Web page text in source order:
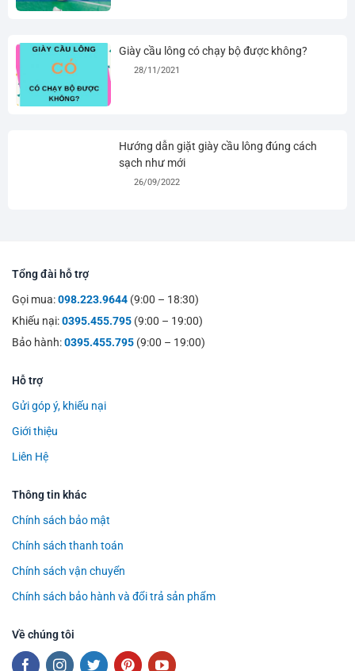
Giày cầu lông có chạy bộ được không?
28/11/2021
Hướng dẫn giặt giày cầu lông đúng cách
sạch như mới
26/09/2022
Tổng đài hỗ trợ
Gọi mua:098.223.9644 (9:00 – 18:30)
Khiếu nại:0395.455.795 (9:00 – 19:00)
Bảo hành:0395.455.795 (9:00 – 19:00)
Hỗ trợ
Gửi góp ý, khiếu nại
Giới thiệu
Liên Hệ
Thông tin khác
Chính sách bảo mật
Chính sách thanh toán
Chính sách vận chuyển
Chính sách bảo hành và đổi trả sản phẩm
Về chúng tôi